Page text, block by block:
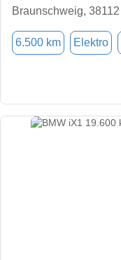
Braunschweig, 38112
6.500 km Elektro